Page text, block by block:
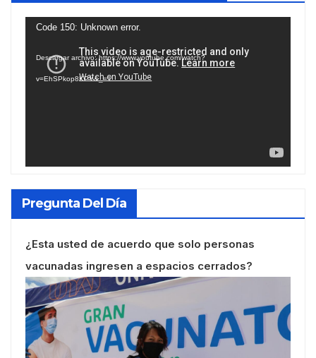
Reproductor
vídeo
Code 150: Unknown error.
Descargar archivo: https://www.youtube.com/watch?
v=EhSPkop8KPY&_=1
Pregunta Del Día
¿Esta usted de acuerdo que solo personas
vacunadas ingresen a espacios cerrados?